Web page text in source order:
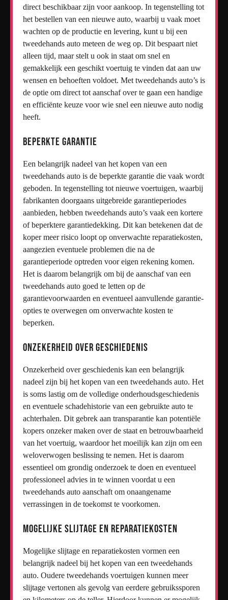
direct beschikbaar zijn voor aankoop. In tegenstelling tot
het bestellen van een nieuwe auto, waarbij u vaak moet
wachten op de productie en levering, kunt u bij een
tweedehands auto meteen de weg op. Dit bespaart niet
alleen tijd, maar stelt u ook in staat om snel en
gemakkelijk een geschikt voertuig te vinden dat aan uw
wensen en behoeften voldoet. Met tweedehands auto’s is
de optie om direct tot aanschaf over te gaan een handige
en efficiënte keuze voor wie snel een nieuwe auto nodig
heeft.
Beperkte garantie
Een belangrijk nadeel van het kopen van een
tweedehands auto is de beperkte garantie die vaak wordt
geboden. In tegenstelling tot nieuwe voertuigen, waarbij
fabrikanten doorgaans uitgebreide garantieperiodes
aanbieden, hebben tweedehands auto’s vaak een kortere
of beperktere garantiedekking. Dit kan betekenen dat de
koper meer risico loopt op onverwachte reparatiekosten,
aangezien eventuele problemen die na de
garantieperiode optreden voor eigen rekening komen.
Het is daarom belangrijk om bij de aanschaf van een
tweedehands auto goed te letten op de
garantievoorwaarden en eventueel aanvullende garantie-
opties te overwegen om onverwachte kosten te
beperken.
Onzekerheid over geschiedenis
Onzekerheid over geschiedenis kan een belangrijk
nadeel zijn bij het kopen van een tweedehands auto. Het
is soms lastig om de volledige onderhoudsgeschiedenis
en eventuele schadehistorie van een gebruikte auto te
achterhalen. Dit gebrek aan transparantie kan potentiële
kopers onzeker maken over de staat en betrouwbaarheid
van het voertuig, waardoor het moeilijk kan zijn om een
weloverwogen beslissing te nemen. Het is daarom
essentieel om grondig onderzoek te doen en eventueel
professioneel advies in te winnen voordat u een
tweedehands auto aanschaft om onaangename
verrassingen in de toekomst te voorkomen.
Mogelijke slijtage en reparatiekosten
Mogelijke slijtage en reparatiekosten vormen een
belangrijk nadeel bij het kopen van een tweedehands
auto. Oudere tweedehands voertuigen kunnen meer
slijtage vertonen als gevolg van eerdere gebruikssporen